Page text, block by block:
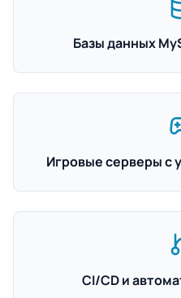
Базы данных
Игровые серверы с
CI/CD и